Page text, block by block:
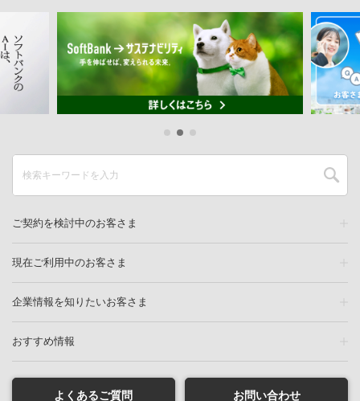
ご契約を検討中のお客さま
現在ご利用中のお客さま
企業情報を知りたいお客さま
おすすめ情報
よくあるご質問 お問い合わせ